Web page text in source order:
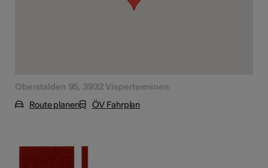
Oberstalden 95, 3932 Visperterminen
Route planen
ÖV Fahrplan